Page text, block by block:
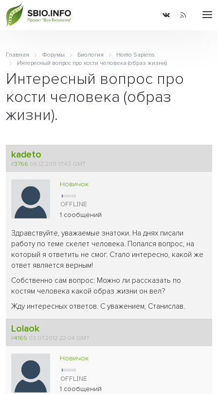
Главная Форумы Биология
Homo Sapiens
Интересный вопрос про кости человека (образ жизни).
Интересный вопрос про
кости человека (образ
жизни).
kadeto
#3766 06.12.2011 17:43 GMT
Новичок
1 сообщений
Здравствуйте, уважаемые знатоки. На днях писали
работу по теме скелет человека. Попался вопрос, на
который я ответить не смог. Стало интересно, какой же
ответ является верным!
Собственно сам вопрос: Можно ли рассказать по
костям человека какой образ жизни он вел?
Жду интересных ответов. С уважением, Станислав.
Lolaok
#4165 03.07.2012 22:04 GMT
Новичок
1 сообщений